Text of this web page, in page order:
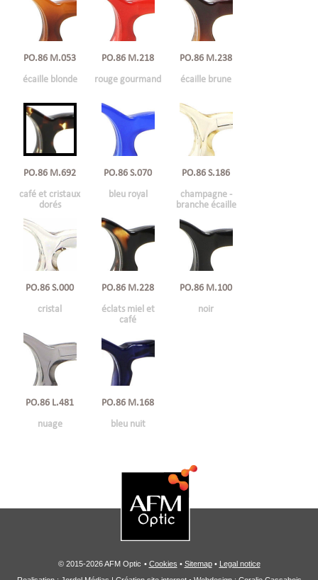
PO.86 M.053
écaille blonde
PO.86 M.218
rouge gourmand
PO.86 M.238
écaille brune
PO.86 M.692
café et cristaux
dorés
PO.86 S.070
bleu royal
PO.86 S.186
champagne -
branche écaille
PO.86 S.000
cristal
PO.86 M.228
éclats miel et
café
PO.86 M.100
noir
PO.86 L.481
nuage
PO.86 M.168
bleu nuit
© 2015-2026 AFM Optic • Cookies • Sitemap• Legal notice